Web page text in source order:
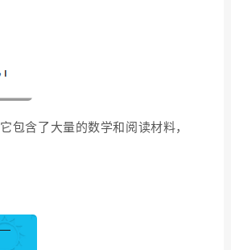
它包含了大量的数学和阅读材料，